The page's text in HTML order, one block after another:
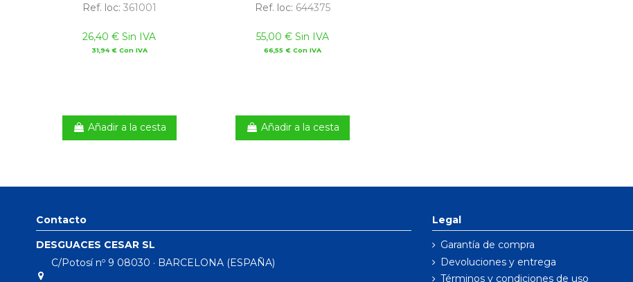
Ref. loc: 361001
26,40 € Sin IVA
31,94 € Con IVA
Añadir a la cesta
Ref. loc: 644375
55,00 € Sin IVA
66,55 € Con IVA
Añadir a la cesta
Contacto
DESGUACES CESAR SL
C/Potosí nº 9 08030 · BARCELONA (ESPAÑA)
Legal
Garantía de compra
Devoluciones y entrega
Términos y condiciones de uso